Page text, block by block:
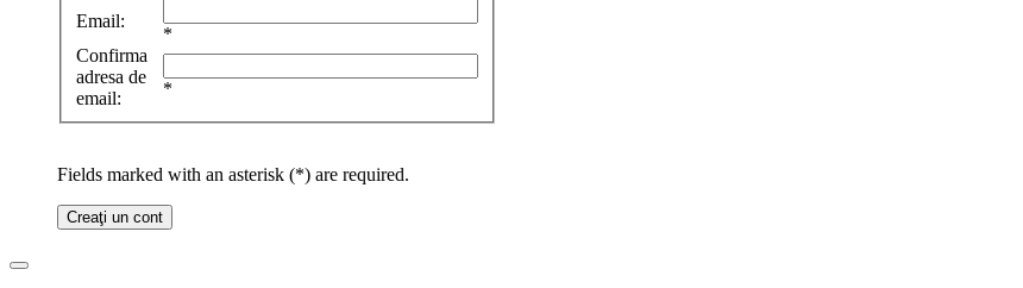
Email:
*
Confirma
adresa de
email:
*
Fields marked with an asterisk (*) are required.
Creaţi un cont